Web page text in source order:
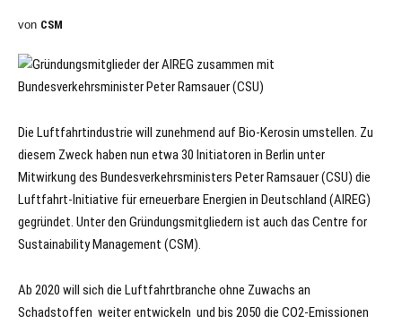
von CSM
Die Luftfahrtindustrie will zunehmend auf Bio-Kerosin umstellen. Zu
diesem Zweck haben nun etwa 30 Initiatoren in Berlin unter
Mitwirkung des Bundesverkehrsministers Peter Ramsauer (CSU) die
Luftfahrt-Initiative für erneuerbare Energien in Deutschland (AIREG)
gegründet. Unter den Gründungsmitgliedern ist auch das Centre for
Sustainability Management (CSM).
Ab 2020 will sich die Luftfahrtbranche ohne Zuwachs an
Schadstoffen weiter entwickeln und bis 2050 die CO2-Emissionen